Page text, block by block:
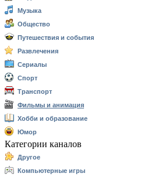
Музыка
Общество
Путешествия и события
Развлечения
Сериалы
Спорт
Транспорт
Фильмы и анимация
Хобби и образование
Юмор
Категории каналов
Другое
Компьютерные игры